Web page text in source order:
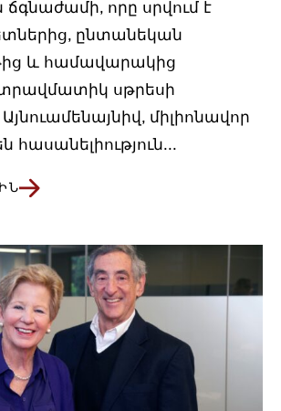
ճգնաժամի, որը սրվում է
ընտանեկան
և համավարակից
սթրեսի
միլիոնավոր
հասանելիություն...